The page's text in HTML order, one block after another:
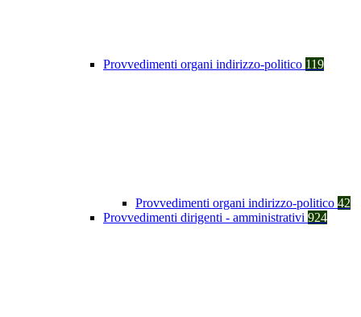
Provvedimenti organi indirizzo-politico 119
Provvedimenti organi indirizzo-politico 42
Provvedimenti dirigenti - amministrativi 924